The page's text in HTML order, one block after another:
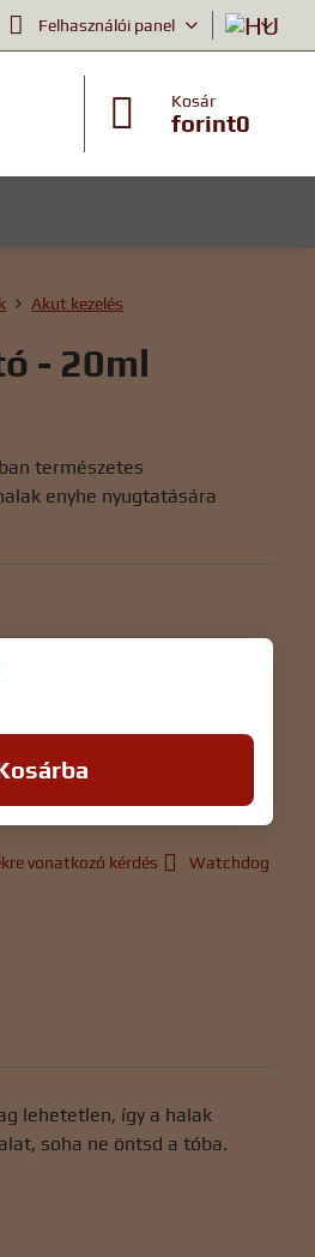
Felhasználói panel
Kosár
forint0
Akut kezelés
- 20ml
természetes
enyhe nyugtatására
Kosárba
vonatkozó kérdés
Watchdog
lehetetlen, így a halak
soha ne öntsd a tóba.